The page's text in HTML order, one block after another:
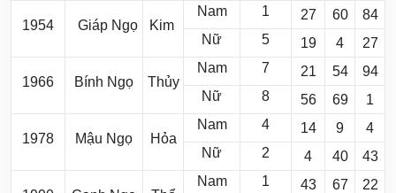
1954 Giáp Ngọ Kim
Nam 1 27 60
84
Nữ
5 19 4 27
1966 Bính Ngọ Thủy
Nam 7 21 54
94
Nữ
8 56 69 1
1978 Mậu Ngọ Hỏa
Nam 4 14 9
4
Nữ
2 4 40 43
Nam 1 43 67
22